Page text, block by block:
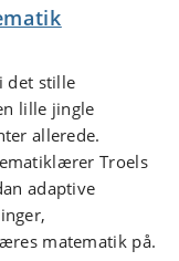
det stille
lille jingle
allerede.
Troels
adaptive
matematik på.